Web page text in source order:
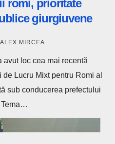
romi, prioritate
giurgiuvene
ALEX MIRCEA
avut loc cea mai recentă
Lucru Mixt pentru Romi al
sub conducerea prefectului
Tema…